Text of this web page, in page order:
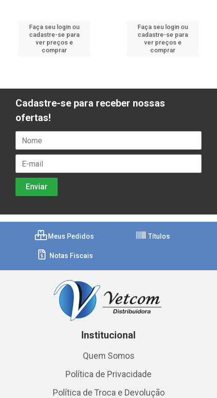
Faça seu login ou
cadastre-se para
ver preços e
comprar
Faça seu login ou
cadastre-se para
ver preços e
comprar
Cadastre-se para receber nossas
ofertas!
Meus Pedidos Títulos
Notas Fiscais
Institucional
Quem Somos
Política de Privacidade
Política de Troca e Devolução